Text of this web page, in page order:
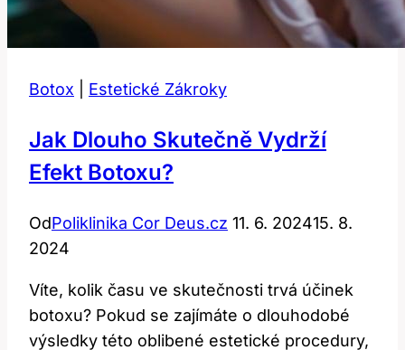
Botox Estetické Zákroky
Jak Dlouho Skutečně Vydrží
Efekt Botoxu?
OdPoliklinika Cor Deus.cz 11. 6. 202415. 8.
2024
Víte, kolik času ve skutečnosti trvá účinek
botoxu? Pokud se zajímáte o dlouhodobé
výsledky této oblibené estetické procedury,